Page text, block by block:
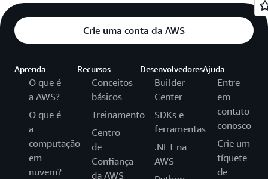
Crie uma conta da AWS
Aprenda
O que é
a AWS?
O que é
a
computação
em
nuvem?
Recursos
Conceitos
básicos
Treinamento
Centro
de
Confiança
da AWS
Desenvolvedores
Builder
Center
SDKs e
ferramentas
.NET na
AWS
Ajuda
Entre
em
contato
conosco
Crie um
tíquete
de